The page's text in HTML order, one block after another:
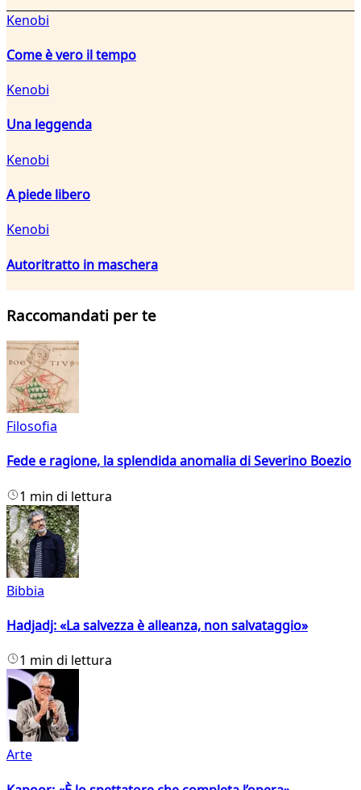
Kenobi
Come è vero il tempo
Kenobi
Una leggenda
Kenobi
A piede libero
Kenobi
Autoritratto in maschera
Raccomandati per te
Filosofia
Fede e ragione, la splendida anomalia di Severino Boezio
1 min di lettura
Bibbia
Hadjadj: «La salvezza è alleanza, non salvataggio»
1 min di lettura
Arte